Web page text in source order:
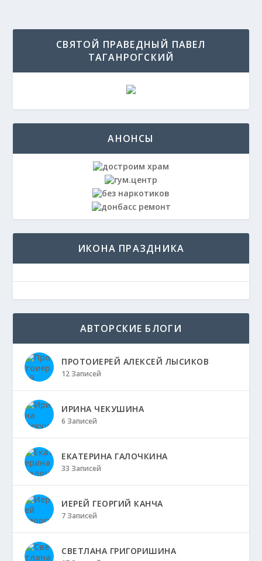
СВЯТОЙ ПРАВЕДНЫЙ ПАВЕЛ
ТАГАНРОГСКИЙ
АНОНСЫ
ИКОНА ПРАЗДНИКА
АВТОРСКИЕ БЛОГИ
ПРОТОИЕРЕЙ АЛЕКСЕЙ ЛЫСИКОВ
12 Записей
ИРИНА ЧЕКУШИНА
6 Записей
ЕКАТЕРИНА ГАЛОЧКИНА
33 Записей
ИЕРЕЙ ГЕОРГИЙ КАНЧА
7 Записей
СВЕТЛАНА ГРИГОРИШИНА